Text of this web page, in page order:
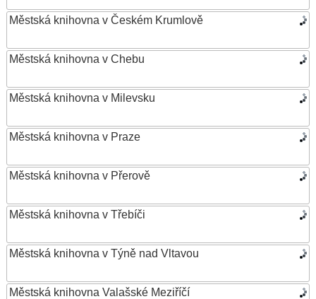
Městská knihovna v Českém Krumlově
Městská knihovna v Chebu
Městská knihovna v Milevsku
Městská knihovna v Praze
Městská knihovna v Přerově
Městská knihovna v Třebíči
Městská knihovna v Týně nad Vltavou
Městská knihovna Valašské Meziříčí